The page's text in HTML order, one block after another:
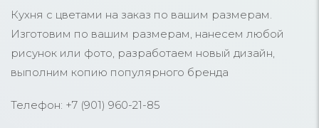
Кухня с цветами на заказ по вашим размерам.
Изготовим по вашим размерам, нанесем любой
рисунок или фото, разработаем новый дизайн,
выполним копию популярного бренда
Телефон: +7 (901) 960-21-85